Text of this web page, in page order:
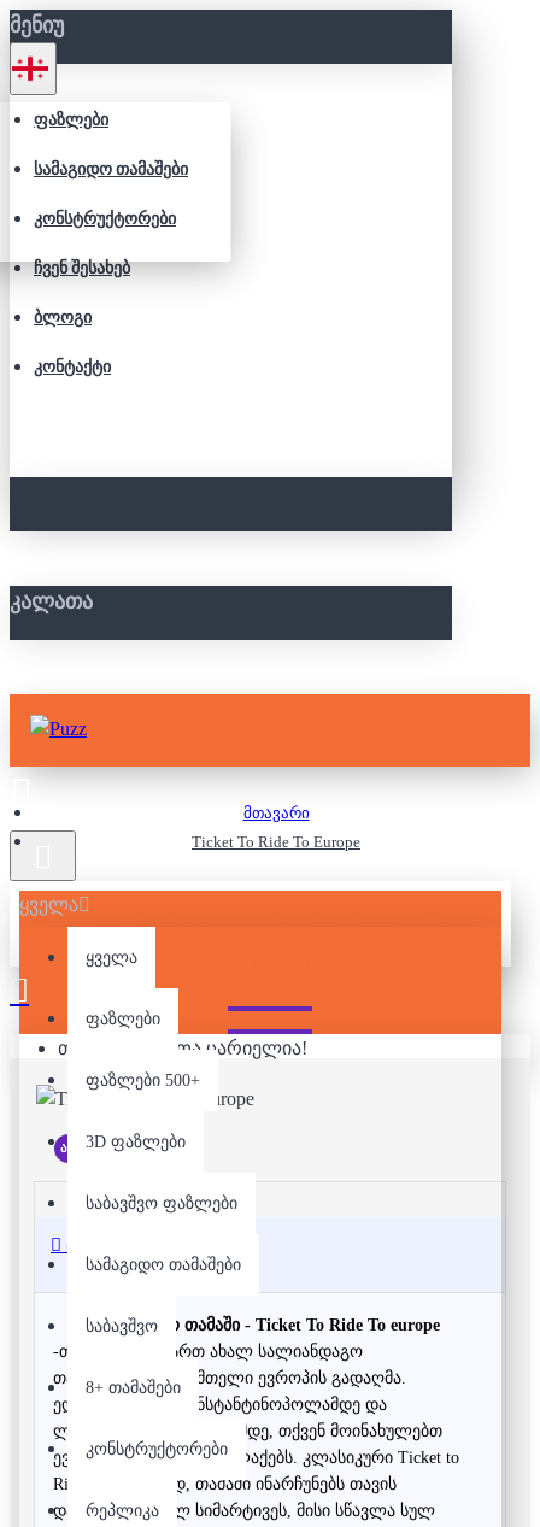
ᲛᲔᲜᲘᲣ
ᲤᲐᲖᲚᲔᲑᲘ
ᲡᲐᲛᲐᲒᲘᲓᲝ ᲗᲐᲛᲐᲨᲔᲑᲘ
ᲙᲝᲜᲡᲢᲠᲣᲥᲢᲝᲠᲔᲑᲘ
ᲩᲕᲔᲜ ᲨᲔᲡᲐᲮᲔᲑ
ᲑᲚᲝᲒᲘ
ᲙᲝᲜᲢᲐᲥᲢᲘ
ᲙᲐᲚᲐᲗᲐ
ყველა
ყველა
ფაზლები
ფაზლები 500+
3D ფაზლები
საბავშვო ფაზლები
სამაგიდო თამაშები
საბავშვო
8+ თამაშები
კონსტრუქტორები
რეპლიკა
თქვენი კალათა ცარიელია!
მთავარი
Ticket To Ride To Europe
TICKET TO RIDE TO
არ არის მარაგში
აღწერა
სამაგიდო თამაში - Ticket To Ride To europe
-თამაშს მიყავხართ ახალ სალიანდაგო
თავგადასავალში მთელი ევროპის გადაღმა.
ედინბურგიდან კონსტანტინოპოლამდე და
ლისაბონიდან მოსკოვამდე, თქვენ მოინახულებთ
ევროპის შესანიშნავ ქალაქებს. კლასიკური Ticket to
Ride-ის მსგავსად, თამაში ინარჩუნებს თავის
დამახასიათებელ სიმარტივეს, მისი სწავლა სულ